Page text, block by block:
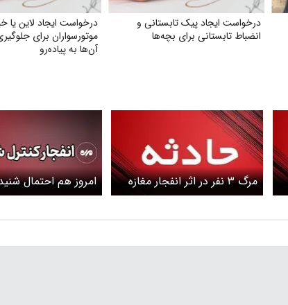
درخواست ایجاد پیک تابستانی و
انضباط تابستانی برای بچه‌ها
درخواست ایجاد لاین یا
موتورسواران برای
آن‌ها به پیاده‌رو
مرگ ۳ نفر در اثر انفجار مغازه
در روستای کره‌بند بوشهر
امروز هم احتمال
صدای انفجار آران و